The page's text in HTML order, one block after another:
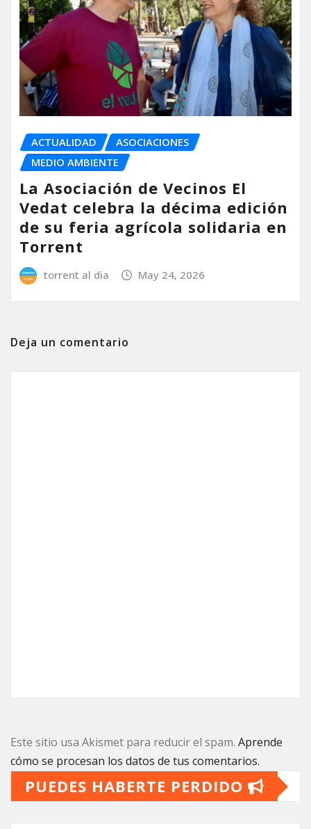
ACTUALIDAD
ASOCIACIONES
MEDIO AMBIENTE
La Asociación de Vecinos El
Vedat celebra la décima edición
de su feria agrícola solidaria en
Torrent
torrent al dia May 24, 2026
Deja un comentario
Este sitio usa Akismet para reducir el spam. Aprende
cómo se procesan los datos de tus comentarios.
PUEDES HABERTE PERDIDO